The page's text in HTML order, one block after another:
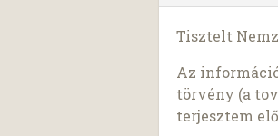
Tisztelt
Az
törvény (a
terjesztem